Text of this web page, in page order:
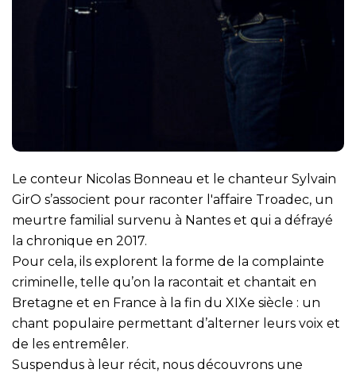
Le conteur Nicolas Bonneau et le chanteur Sylvain
GirO s’associent pour raconter l'affaire Troadec, un
meurtre familial survenu à Nantes et qui a défrayé
la chronique en 2017.
Pour cela, ils explorent la forme de la complainte
criminelle, telle qu’on la racontait et chantait en
Bretagne et en France à la fin du XIXe siècle : un
chant populaire permettant d’alterner leurs voix et
de les entremêler.
Suspendus à leur récit, nous découvrons une